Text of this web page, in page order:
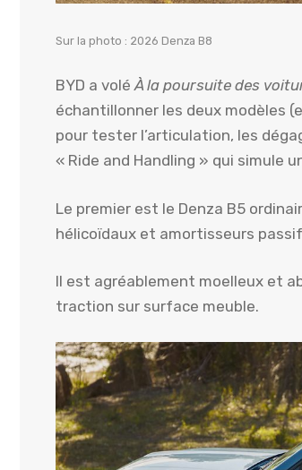
Sur la photo : 2026 Denza B8
BYD a voléÀ la poursuite des
échantillonner les deux modèles
pour tester l’articulation, les
« Ride and Handling » qui simule
Le premier est le Denza B5
hélicoïdaux et amortisseurs
Il est agréablement moelleux et
traction sur surface meuble.